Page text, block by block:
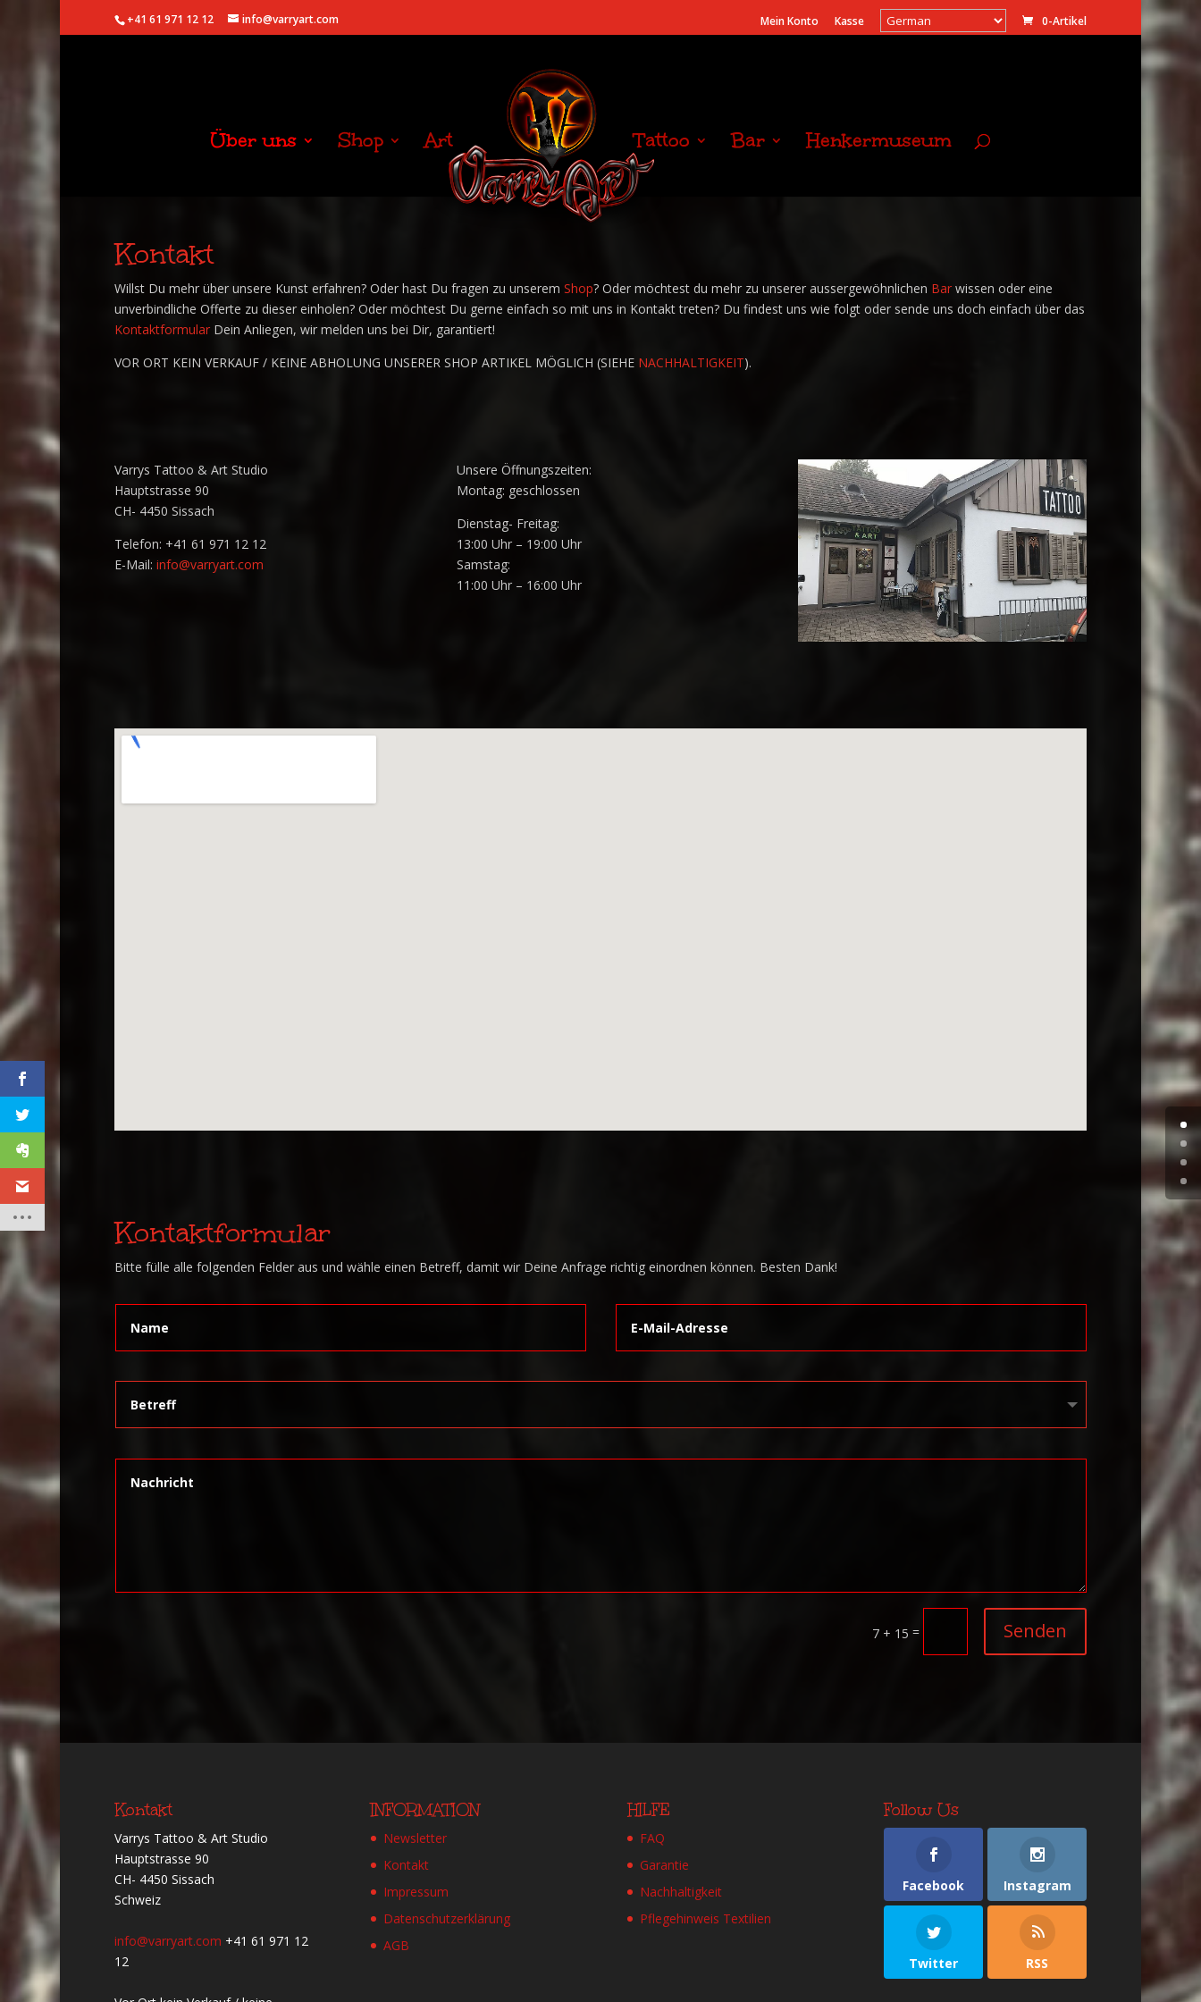
+41 61 971 12 12 info@varryart.com Mein Konto Kasse 0-Artikel
Über uns Shop Art Tattoo Bar Henkermuseum
Kontakt
Willst Du mehr über unsere Kunst erfahren? Oder hast Du fragen zu unserem Shop? Oder möchtest du mehr zu unserer aussergewöhnlichen Barwissen oder eine
unverbindliche Offerte zu dieser einholen? Oder möchtest Du gerne einfach so mit uns in Kontakt treten? Du findest uns wie folgt oder sende uns doch einfach über das
KontaktformularDein Anliegen, wir melden uns bei Dir, garantiert!
VOR ORT KEIN VERKAUF / KEINE ABHOLUNG UNSERER SHOP ARTIKEL MÖGLICH (SIEHE NACHHALTIGKEIT).
Varrys Tattoo & Art Studio
Hauptstrasse 90
CH- 4450 Sissach
Telefon: +41 61 971 12 12
E-Mail: info@varryart.com
Unsere Öffnungszeiten:
Montag: geschlossen
Dienstag- Freitag:
13:00 Uhr – 19:00 Uhr
Samstag:
11:00 Uhr – 16:00 Uhr
Kontaktformular
Bitte fülle alle folgenden Felder aus und wähle einen Betreff, damit wir Deine Anfrage richtig einordnen können. Besten Dank!
7 + 15 = Senden
Kontakt
Varrys Tattoo & Art Studio
Hauptstrasse 90
CH- 4450 Sissach
Schweiz
info@varryart.com +41 61 971 12
12
INFORMATION
Newsletter
Kontakt
Impressum
Datenschutzerklärung
AGB
HILFE
FAQ
Garantie
Nachhaltigkeit
Pflegehinweis Textilien
Follow Us
Facebook Instagram
Twitter RSS